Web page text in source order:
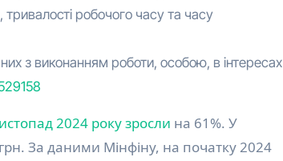
робочого часу та часу
з виконанням роботи, особою, в інтересах
2024 року зросли на 61%. У
За даними Мінфіну, на початку 2024